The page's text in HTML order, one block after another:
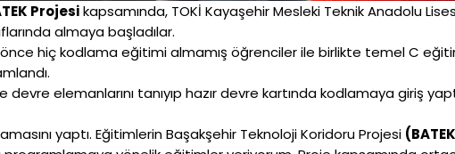
Projesikapsamında, TOKİ Kayaşehir Mesleki Teknik Anadolu
almaya başladılar.
hiç kodlama eğitimi almamış öğrenciler ile birlikte temel C
elemanlarını tanıyıp hazır devre kartında kodlamaya giriş
yaptı. Eğitimlerin Başakşehir Teknoloji Koridoru Projesi